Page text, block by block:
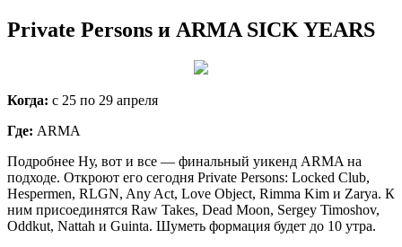
Private Persons и ARMA SICK YEARS
Когда: с 25 по 29 апреля
Где: ARMA
Подробнее Ну, вот и все — финальный уикенд ARMA на
подходе. Откроют его сегодня Private Persons: Locked Club,
Hespermen, RLGN, Any Act, Love Object, Rimma Kim и Zarya. К
ним присоединятся Raw Takes, Dead Moon, Sergey Timoshov,
Oddkut, Nattah и Guinta. Шуметь формация будет до 10 утра.